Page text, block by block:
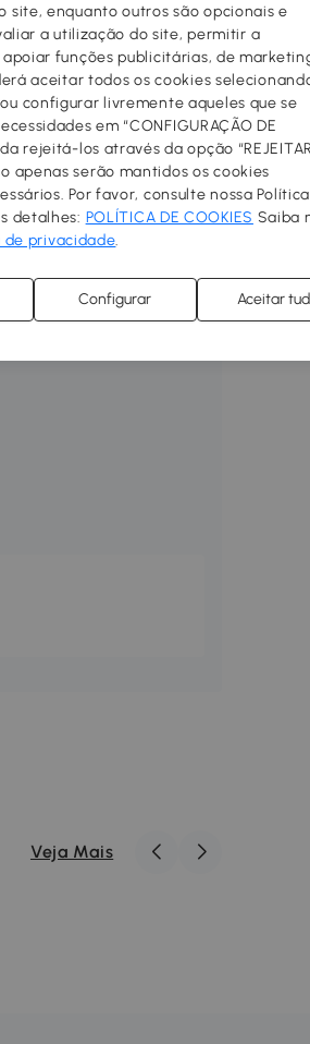
altura de 76 cm é o
O tampo da mesa em
enquanto os pés
aos pés
do chão e oferece
robusta e
acolhedores em
Veja Mais
site, enquanto outros são opcionais e
a utilização do site, permitir a
funções publicitárias, de
aceitar todos os cookies
ou configurar livremente aqueles que se
em “CONFIGURAÇÃO DE
rejeitá-los através da opção “REJEITAR
apenas serão mantidos os cookies
Por favor, consulte nossa
detalhes: POLÍTICA DE COOKIES Saiba
de privacidade.
Configurar Aceitar